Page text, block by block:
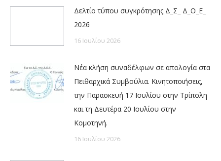
Δελτίο τύπου συγκρότησης Δ_Σ_ Δ_Ο_Ε_
2026
16 Ιουλίου 2026
Νέα κλήση συναδέλφων σε απολογία στα
Πειθαρχικά Συμβούλια. Κινητοποιήσεις,
την Παρασκευή 17 Ιουλίου στην Τρίπολη
και τη Δευτέρα 20 Ιουλίου στην
Κομοτηνή.
16 Ιουλίου 2026